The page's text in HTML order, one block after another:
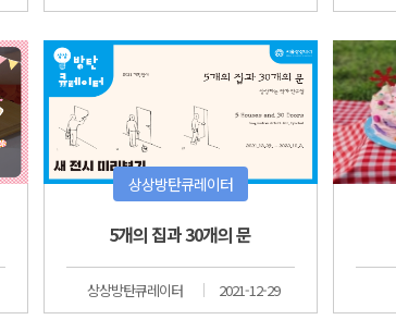
상상방탄큐레이터
5개의 집과 30개의 문
상상방탄큐레이터 2021-12-29